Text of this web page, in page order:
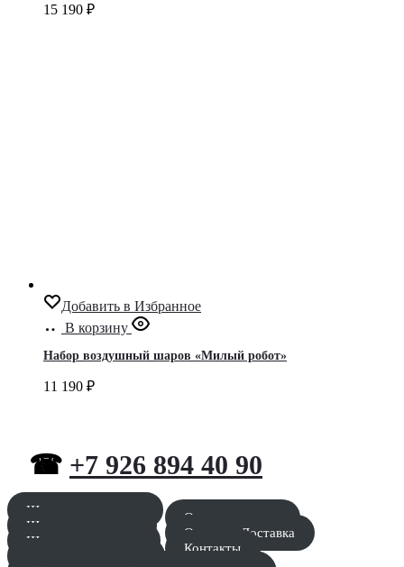
15 190 ₽
Добавить в Избранное
В корзину
Набор воздушный шаров «Милый робот»
11 190 ₽
☎ +7 926 894 40 90
Шары для мальчика
Шары для девочки
Шары для девушки
Оставить заявку
Оплата и Доставка
Контакты